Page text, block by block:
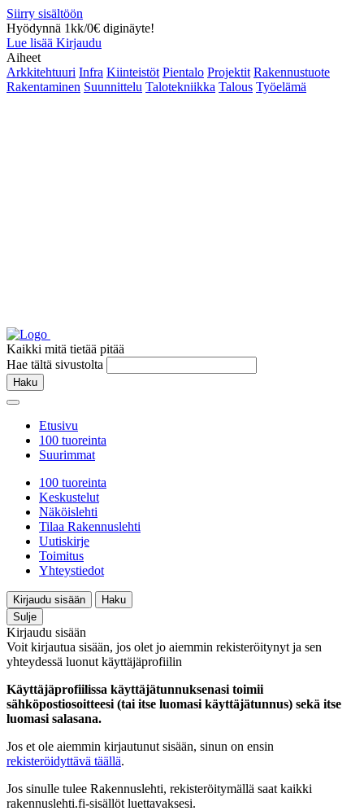
Siirry sisältöön
Hyödynnä 1kk/0€ diginäyte!
Lue lisää Kirjaudu
Aiheet
Arkkitehtuuri Infra Kiinteistöt Pientalo Projektit Rakennustuote
Rakentaminen Suunnittelu Talotekniikka Talous Työelämä
Kaikki mitä tietää pitää
Hae tältä sivustolta
Haku
Etusivu
100 tuoreinta
Suurimmat
100 tuoreinta
Keskustelut
Näköislehti
Tilaa Rakennuslehti
Uutiskirje
Toimitus
Yhteystiedot
Kirjaudu sisään
Haku
Sulje
Kirjaudu sisään
Voit kirjautua sisään, jos olet jo aiemmin rekisteröitynyt ja sen
yhteydessä luonut käyttäjäprofiilin
Käyttäjäprofiilissa käyttäjätunnuksenasi toimii
sähköpostiosoitteesi (tai itse luomasi käyttäjätunnus) sekä itse
luomasi salasana.
Jos et ole aiemmin kirjautunut sisään, sinun on ensin
rekisteröidyttävä täällä.
Jos sinulle tulee Rakennuslehti, rekisteröitymällä saat kaikki
rakennuslehti.fi-sisällöt luettavaksesi.